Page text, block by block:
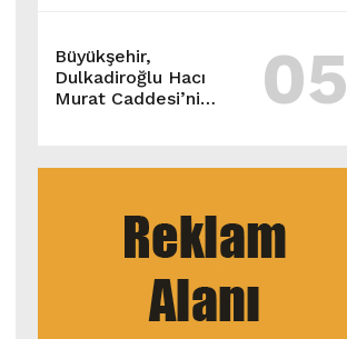
Büyükşehir,
Dulkadiroğlu Hacı
Murat Caddesi’ni
05